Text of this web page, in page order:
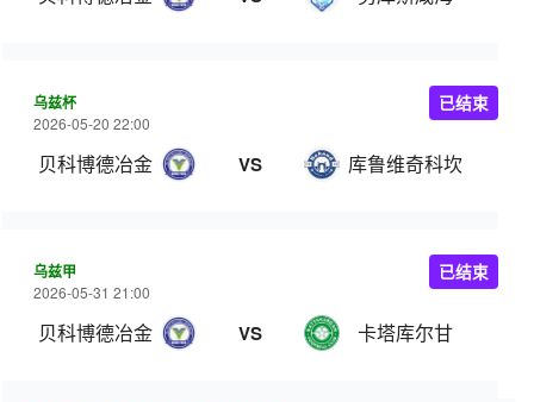
乌兹杯
2026-05-20 22:00
贝科博德冶金 VS 库鲁维奇科坎
已结束
乌兹甲
2026-05-31 21:00
贝科博德冶金 VS 卡塔库尔甘
已结束